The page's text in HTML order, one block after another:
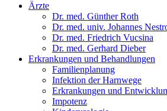
Ärzte
Dr. med. Günther Roth
Dr. med. univ. Johannes
Dr. med. Friedrich Vucsina
Dr. med. Gerhard Dieber
Erkrankungen und Behandlungen
Familienplanung
Infektion der Harnwege
Erkrankungen und
Impotenz